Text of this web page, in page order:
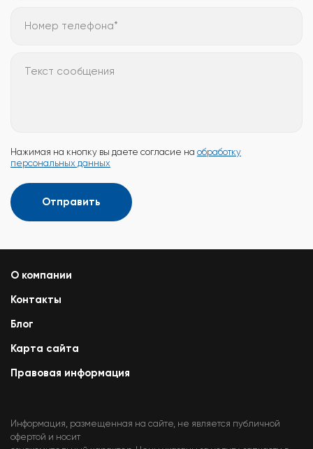
Номер телефона*
Текст сообщения
Нажимая на кнопку вы даете согласие на обработку
персональных данных
Отправить
О компании
Контакты
Блог
Карта сайта
Правовая информация
Информация, размещенная на сайте, не является публичной
офертой и носит